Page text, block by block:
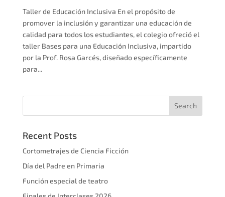
Taller de Educación Inclusiva En el propósito de
promover la inclusión y garantizar una educación de
calidad para todos los estudiantes, el colegio ofreció el
taller Bases para una Educación Inclusiva, impartido
por la Prof. Rosa Garcés, diseñado específicamente
para...
Recent Posts
Cortometrajes de Ciencia Ficción
Día del Padre en Primaria
Función especial de teatro